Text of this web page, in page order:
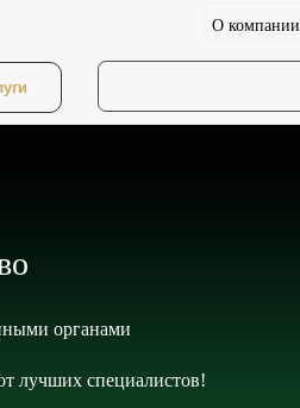
О компании
органами
лучших специалистов!